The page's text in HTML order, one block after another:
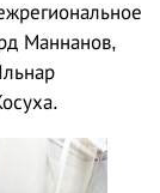
Маннанов,